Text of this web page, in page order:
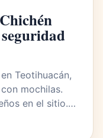
Teotihuacán,
mochilas.
en el sitio.…